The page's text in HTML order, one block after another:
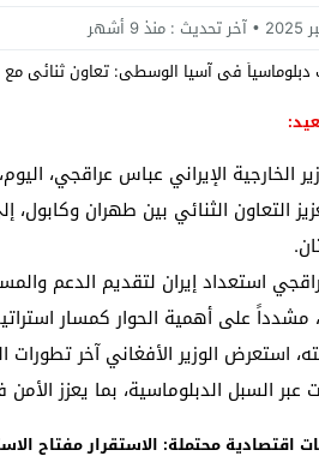
آخر تحديث : منذ 9 أشهر
الخارجية الإيراني عباس عراقجي،
التعاون الثنائي بين طهران
استعداد إيران لتقديم الدعم
مشدداً على أهمية الحوار كمسار
استعرض الوزير الأفغاني آخر تطورات
عبر السبل الدبلوماسية، بما يعزز
اقتصادية محتملة: الاستقرار مفتاح